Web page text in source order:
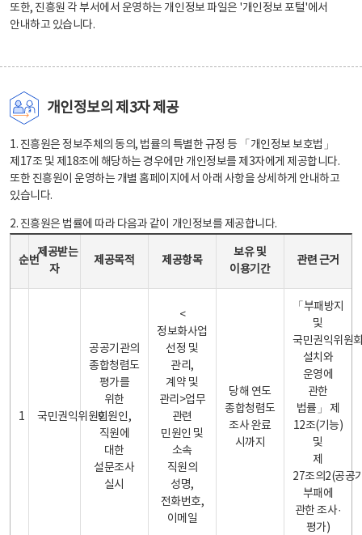
또한, 진흥원 각 부서에서 운영하는 개인정보 파일은 '개인정보 포털'에서
안내하고 있습니다.
개인정보의 제3자 제공
1. 진흥원은 정보주체의 동의, 법률의 특별한 규정 등 「개인정보 보호법」
제17조 및 제18조에 해당하는 경우에만 개인정보를 제3자에게 제공합니다.
또한 진흥원이 운영하는 개별 홈페이지에서 아래 사항을 상세하게 안내하고
있습니다.
2. 진흥원은 법률에 따라 다음과 같이 개인정보를 제공합니다.
순번
제공받는
자
제공목적 제공항목
보유 및
이용기간
관련 근거
1 국민권익위원회
공공기관의
종합청렴도
평가를
위한
민원인,
직원에
대한
설문조사
실시
<
정보화사업
선정 및
관리,
계약 및
관리>업무
관련
민원인 및
소속
직원의
성명,
전화번호,
이메일
당해 연도
종합청렴도
조사 완료
시까지
「부패방지
및
국민권익위원
설치와
운영에
관한
법률」 제
12조(기능)
및
제
27조의2(공공
부패에
관한 조사·
평가)